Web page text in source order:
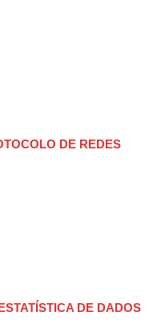
DE REDES
DE DADOS